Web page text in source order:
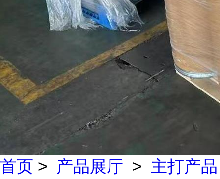
首页 > 产品展厅 > 主打产品